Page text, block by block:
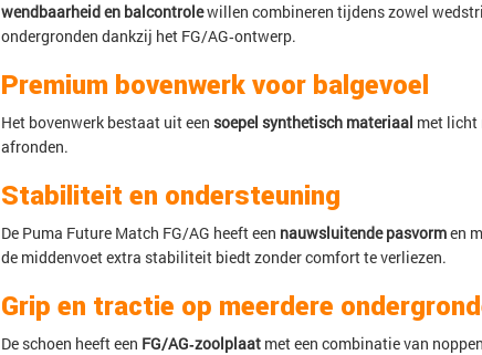
wendbaarheid en balcontrolewillen combineren tijdens zowel
ondergronden dankzij het FG/AG‑ontwerp.
Premium bovenwerk voor balgevoel
Het bovenwerk bestaat uit een soepel synthetisch materiaal met licht
afronden.
Stabiliteit en ondersteuning
De Puma Future Match FG/AG heeft een nauwsluitende pasvormen
de middenvoet extra stabiliteit biedt zonder comfort te verliezen.
Grip en tractie op meerdere
De schoen heeft een FG/AG‑zoolplaat met een combinatie van